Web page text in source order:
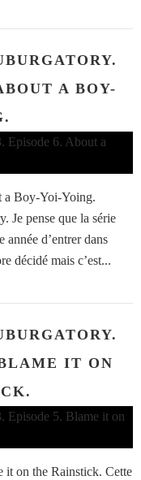
A BOY-
a Boy-Yoi-Yoing.
Je pense que la série
d’entrer dans
décidé mais c’est...
IT ON
it on the Rainstick. Cette